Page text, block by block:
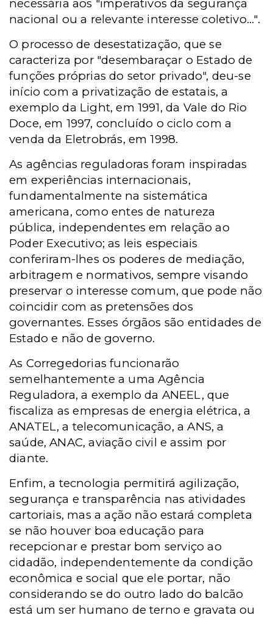
necessária aos "imperativos da segurança
nacional ou a relevante interesse coletivo...".
O processo de desestatização, que se
caracteriza por "desembaraçar o Estado de
funções próprias do setor privado", deu-se
início com a privatização de estatais, a
exemplo da Light, em 1991, da Vale do Rio
Doce, em 1997, concluído o ciclo com a
venda da Eletrobrás, em 1998.
As agências reguladoras foram inspiradas
em experiências internacionais,
fundamentalmente na sistemática
americana, como entes de natureza
pública, independentes em relação ao
Poder Executivo; as leis especiais
conferiram-lhes os poderes de mediação,
arbitragem e normativos, sempre visando
preservar o interesse comum, que pode não
coincidir com as pretensões dos
governantes. Esses órgãos são entidades de
Estado e não de governo.
As Corregedorias funcionarão
semelhantemente a uma Agência
Reguladora, a exemplo da ANEEL, que
fiscaliza as empresas de energia elétrica, a
ANATEL, a telecomunicação, a ANS, a
saúde, ANAC, aviação civil e assim por
diante.
Enfim, a tecnologia permitirá agilização,
segurança e transparência nas atividades
cartoriais, mas a ação não estará completa
se não houver boa educação para
recepcionar e prestar bom serviço ao
cidadão, independentemente da condição
econômica e social que ele portar, não
considerando se do outro lado do balcão
está um ser humano de terno e gravata ou